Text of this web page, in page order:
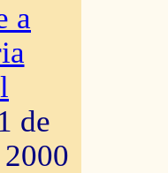
a
de